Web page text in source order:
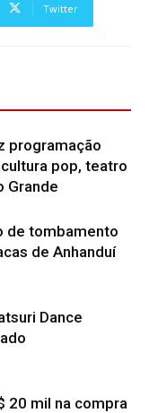
Twitter
programação
pop, teatro
Grande
de tombamento
de Anhanduí
Dance
20 mil na compra